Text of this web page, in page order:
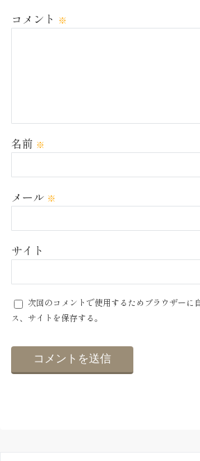
コメント ※
名前 ※
メール ※
サイト
次回のコメントで使用するためブラウザーに
ス、サイトを保存する。